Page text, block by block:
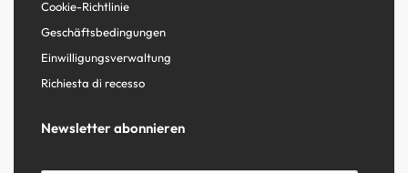
Cookie-Richtlinie
Geschäftsbedingungen
Einwilligungsverwaltung
Richiesta di recesso
Newsletter abonnieren